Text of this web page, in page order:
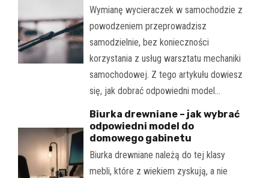
Wymianę wycieraczek w samochodzie z
powodzeniem przeprowadzisz
samodzielnie, bez konieczności
korzystania z usług warsztatu mechaniki
samochodowej. Z tego artykułu dowiesz
się, jak dobrać odpowiedni model…
Biurka drewniane – jak wybrać
odpowiedni model do
domowego gabinetu
Biurka drewniane należą do tej klasy
mebli, które z wiekiem zyskują, a nie